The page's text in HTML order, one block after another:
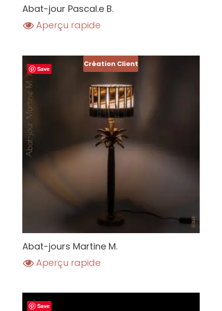
Abat-jour Pascal.e B.
Aperçu rapide
Save
Création Client
Abat-jours Martine M.
Aperçu rapide
Save